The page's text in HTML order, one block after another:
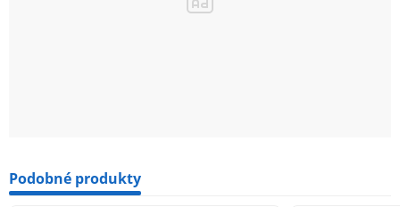
Podobné produkty